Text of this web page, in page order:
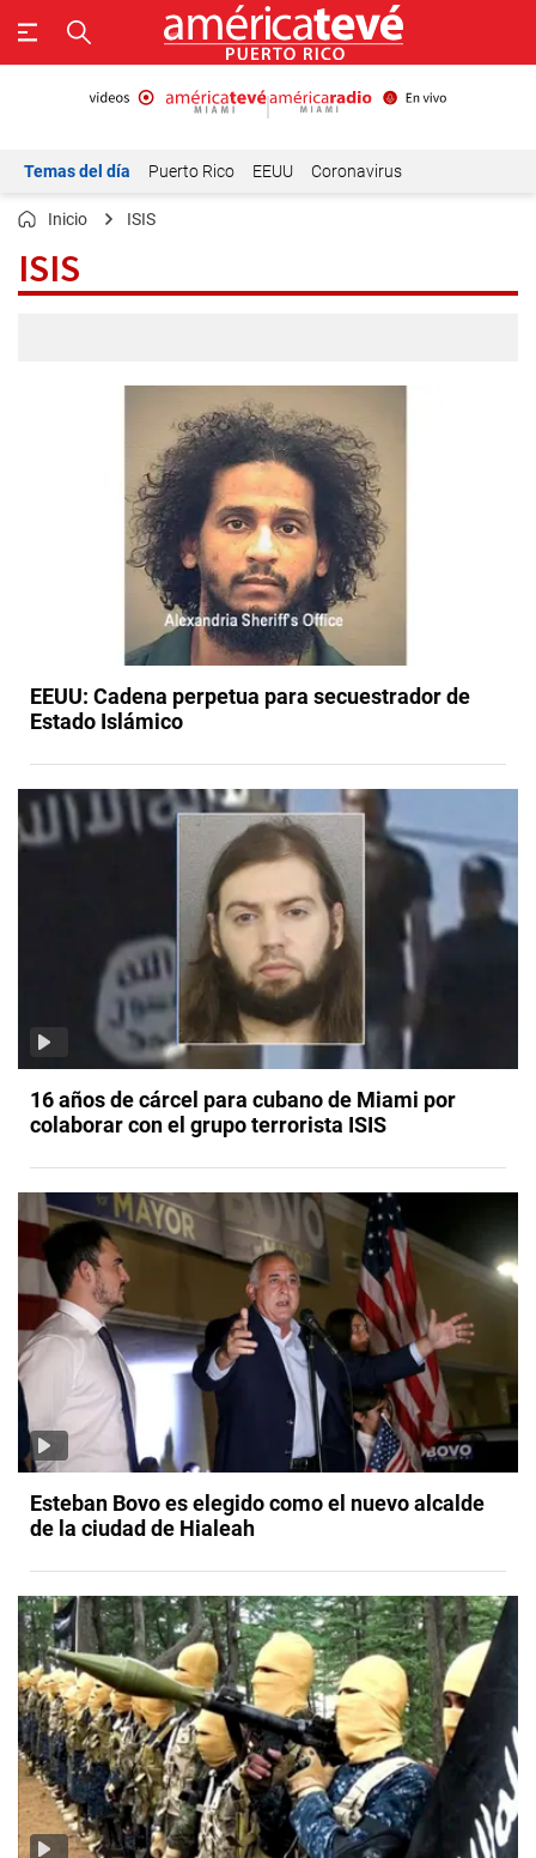
Temas del día Puerto Rico EEUU Coronavirus
Inicio ISIS
ISIS
EEUU: Cadena perpetua para secuestrador de
Estado Islámico
16 años de cárcel para cubano de Miami por
colaborar con el grupo terrorista ISIS
Esteban Bovo es elegido como el nuevo alcalde
de la ciudad de Hialeah